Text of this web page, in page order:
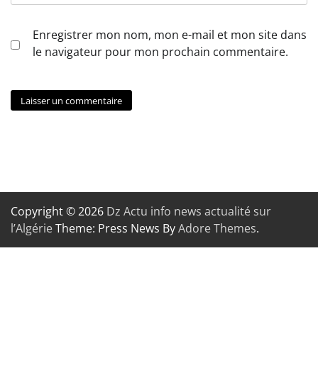
Enregistrer mon nom, mon e-mail et mon site dans
le navigateur pour mon prochain commentaire.
Copyright © 2026 Dz Actu info news actualité sur
l’AlgérieTheme: Press News ByAdore Themes.